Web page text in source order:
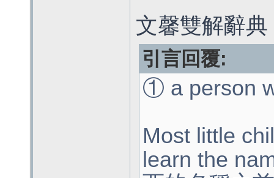
文馨雙解辭
引言回覆:
① a person
Most little
learn the